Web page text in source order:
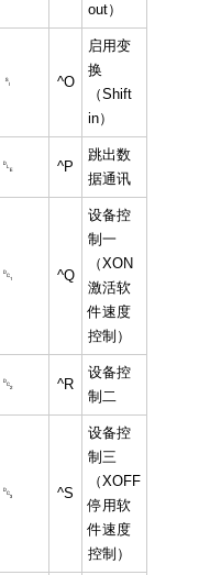
out）
␏ ^O
启用变
换
（Shift
in）
␐ ^P
跳出数
据通讯
␑ ^Q
设备控
制一
（XON
激活软
件速度
控制）
␒ ^R
设备控
制二
␓ ^S
设备控
制三
（XOFF
停用软
件速度
控制）